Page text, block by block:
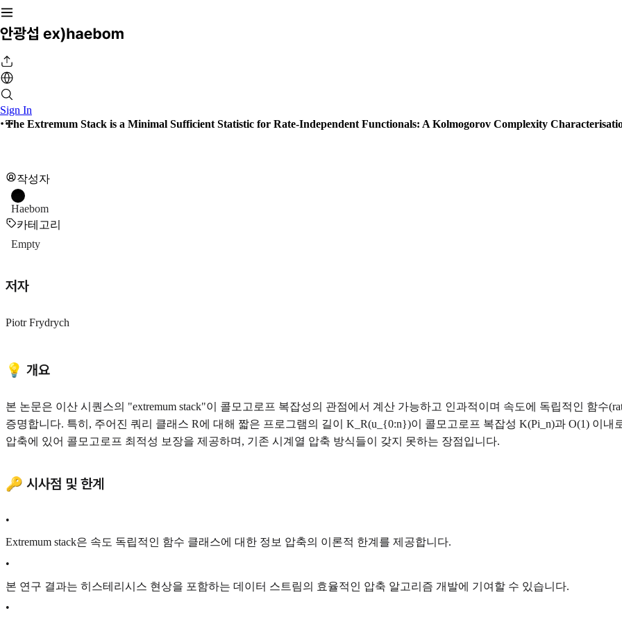
Sign In
The Extremum Stack is a Minimal Sufficient Statistic for Rate-Independent Functionals: A Kolmogorov Complexity
작성자
Haebom
카테고리
Empty
저자
Piotr Frydrych
💡 개요
본 논문은 이산 시퀀스의 "extremum stack"이 콜모고로프 복잡성의 관점에서 계산 가능하고 인과적이며 속도에 독립적인 함수
증명합니다. 특히, 주어진 쿼리 클래스 R에 대해 짧은 프로그램의 길이 K_R(u_{0:n})이 콜모고로프 복잡성 K(Pi_n)과 O(1) 이
압축에 있어 콜모고로프 최적성 보장을 제공하며, 기존 시계열 압축 방식들이 갖지 못하는 장점입니다.
🔑 시사점 및 한계
•
Extremum stack은 속도 독립적인 함수 클래스에 대한 정보 압축의 이론적 한계를 제공합니다.
•
본 연구 결과는 히스테리시스 현상을 포함하는 데이터 스트림의 효율적인 압축 알고리즘 개발에 기여할 수 있습니다.
•